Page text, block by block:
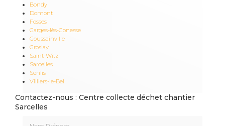
Bondy
Domont
Fosses
Garges-lès-Gonesse
Goussainville
Groslay
Saint-Witz
Sarcelles
Senlis
Villiers-le-Bel
Contactez-nous : Centre collecte déchet chantier
Sarcelles